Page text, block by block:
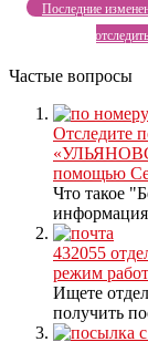
Последние
Частые вопросы
Отследите
помощью
Что такое
432055
режим
Ищете
получить